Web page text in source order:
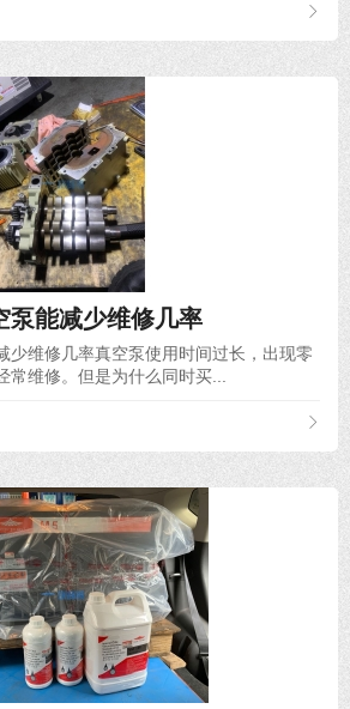
泵能减少维修几率
少维修几率真空泵使用时间过长，出现零
常维修。但是为什么同时买...